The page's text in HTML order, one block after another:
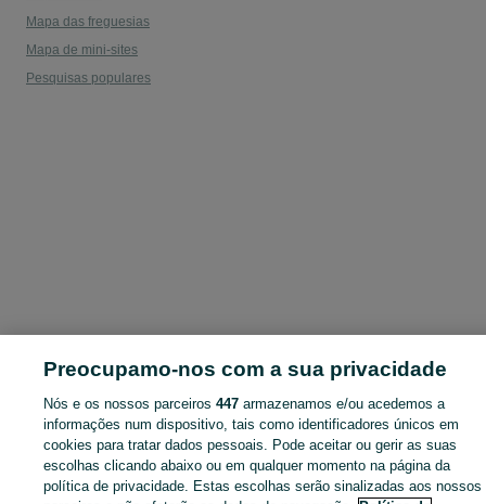
Mapa das freguesias
Mapa de mini-sites
Pesquisas populares
Preocupamo-nos com a sua privacidade
Nós e os nossos parceiros447 armazenamos e/ou acedemos a
informações num dispositivo, tais como identificadores únicos em
cookies para tratar dados pessoais. Pode aceitar ou gerir as suas
escolhas clicando abaixo ou em qualquer momento na página da
política de privacidade. Estas escolhas serão sinalizadas aos nossos